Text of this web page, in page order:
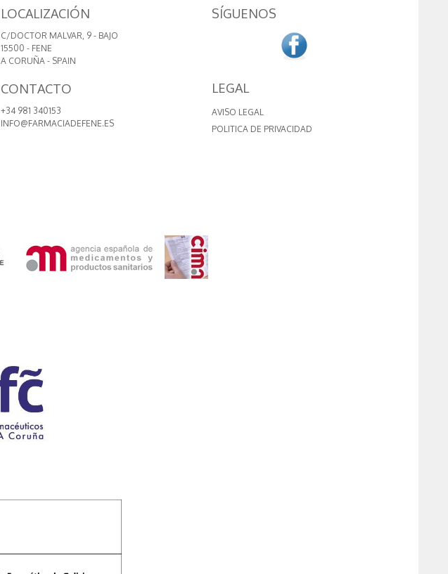
LOCALIZACIÓN
C/DOCTOR MALVAR, 9 - BAJO
15500 - FENE
A CORUÑA - SPAIN
CONTACTO
+34 981 340153
INFO@FARMACIADEFENE.ES
SÍGUENOS
LEGAL
AVISO LEGAL
POLITICA DE PRIVACIDAD